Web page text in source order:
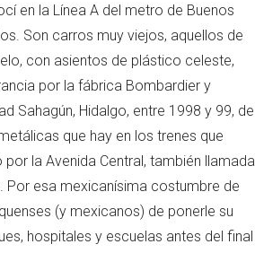
en la Línea A del metro de Buenos
Son carros muy viejos, aquellos de
con asientos de plástico celeste,
por la fábrica Bombardier y
Sahagún, Hidalgo, entre 1998 y 99, de
que hay en los trenes que
por la Avenida Central, también llamada
Por esa mexicanísima costumbre de
(y mexicanos) de ponerle su
hospitales y escuelas antes del final